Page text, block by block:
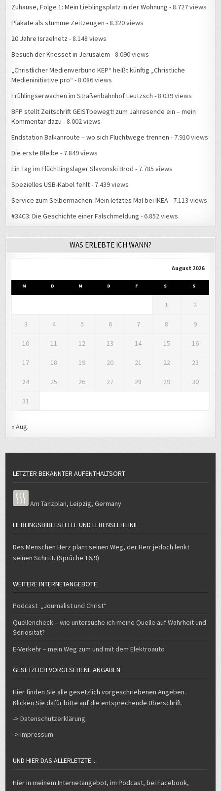
Zuhause, Folge 1: Mein Lieblingsplatz in der Wohnung - 8.727 views
Plakate als stumme Zeitzeugen - 8.320 views
20 Jahre Israelnetz - 8.148 views
Besuch der Knesset in Jerusalem - 8.090 views
„Christlicher Medienverbund KEP“ heißt künftig „Christliche
Medieninitiative pro“ - 8.086 views
Frühlingserwachen im Straßenbahnhof Leutzsch - 8.039 views
BFP stellt Zeitschrift GEISTbewegt! zum Jahresende ein – mein
Kommentar dazu - 8.002 views
Endstation Balkanroute – wo sich Fluchtwege trennen - 7.910 views
Die erste Bleibe - 7.849 views
Ein Tag im Flüchtlingslager Slavonski Brod - 7.785 views
Spezielles USB-Kabel fehlt- 7.439 views
Service zum Selbermachen: Mein letztes Mal bei IKEA- 7.113 views
#34C3: Die Geschichte einer Falschmeldung - 6.852 views
WAS ERLEBTE ICH WANN?
August 2026
M D M D F S S
1 2
3 4 5 6 7 8 9
10 11 12 13 14 15 16
17 18 19 20 21 22 23
24 25 26 27 28 29 30
31
« Aug.
LETZTER BEKANNTER AUFENTHALTSORT
Am Tanzplan,Leipzig,Germany
LIEBLINGSBIBELSTELLE UND LEBENSLEITLINIE
Des Menschen Herz plant seinen Weg, der Herr jedoch lenkt
seinen Schritt. (Sprüche 16,9)
WEITERE INTERNETANGEBOTE
Podcast „Journalist und Christ“
Quellencheck – wie untersuche ich meine Quelle auf Wahrheit und
Seriosität?
E-Verkehr – mein Weg zum und mit dem Elektroauto
GESETZLICH VORGESEHENE ANGABEN
Hier finden Sie alle gesetzlich vorgeschriebenen Angeben.
Klicken Sie dafür bitte auf die entsprechende Überschrift.
-> Datenschutzerklärung
-> Impressum
UND HIER DAS ALLERLETZTE…
Hier in meinem Internetangebot, im Podcast, bei Facebook,